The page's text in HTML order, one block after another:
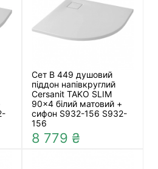
Сет B 449 душовий
піддон напівкруглий
Cersanit TAKO SLIM
90x4 білий матовий +
сифон S932-156 S932-
156
8 779 ₴